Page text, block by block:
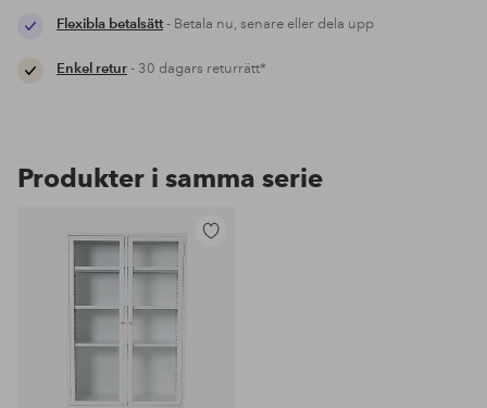
Flexibla betalsätt- Betala nu, senare eller dela upp
Enkel retur- 30 dagars returrätt*
Produkter i samma serie